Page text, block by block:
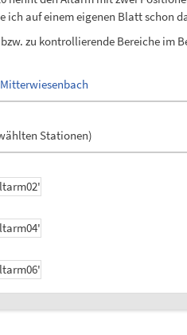
ich auf einem eigenen Blatt schon
zu kontrollierende Bereiche
Stationen)